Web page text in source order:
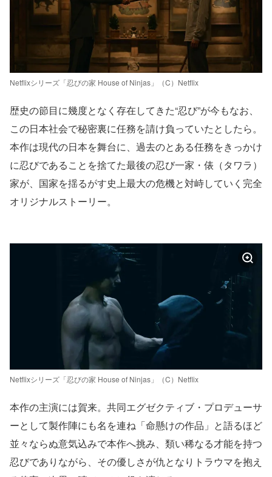
Netflixシリーズ「忍びの家 House of Ninjas」（C）Netflix
歴史の節目に幾度となく存在してきた“忍び”が今もなお、
この日本社会で秘密裏に任務を請け負っていたとしたら。
本作は現代の日本を舞台に、過去のとある任務をきっかけ
に忍びであることを捨てた最後の忍び一家・俵（タワラ）
家が、国家を揺るがす史上最大の危機と対峙していく完全
オリジナルストーリー。
Netflixシリーズ「忍びの家 House of Ninjas」（C）Netflix
本作の主演には賀来。共同エグゼクティブ・プロデューサ
ーとして製作陣にも名を連ね「命懸けの作品」と語るほど
並々ならぬ意気込みで本作へ挑み、類い稀なる才能を持つ
忍びでありながら、その優しさが仇となりトラウマを抱え